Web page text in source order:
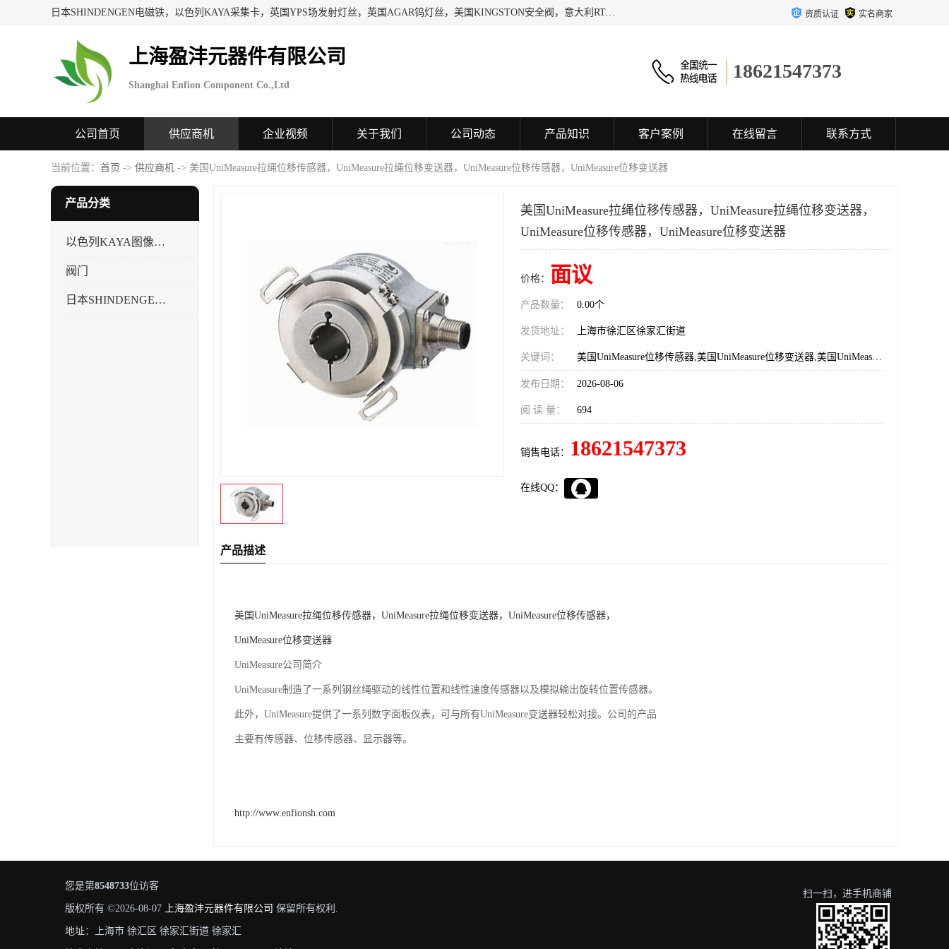
日本SHINDENGEN电磁铁，以色列KAYA采集卡，英国YPS场发射灯丝，英国AGAR钨灯丝，美国KINGSTON安全阀，意大利RTA驱动器，美国MOTT过滤器，美国GENIE过滤器，日本精线NIPPON SEISEN过滤器，法国SAPPEL水表, 德国Thyracont传感器，英国SONTAY压差传感器 美国MPC擦锡布 TB-300-MPC, 德国Matesy磁光分析仪 资质认证 实名商家
上海盈沣元器件有限公司
Shanghai Enfion Component Co.,Ltd
18621547373
公司首页 供应商机 企业视频 关于我们 公司动态 产品知识 客户案例 在线留言 联系方式
当前位置： 首页 -> 供应商机 -> 美国UniMeasure拉绳位移传感器，UniMeasure拉绳位移变送器，UniMeasure位移传感器，UniMeasure位移变送器
产品分类
以色列KAYA图像采集卡，数据采集卡
阀门
日本SHINDENGEN电磁铁
美国UniMeasure拉绳位移传感器，UniMeasure拉绳位移变送器，
UniMeasure位移传感器，UniMeasure位移变送器
价格： 面议
产品数量： 0.00个
发货地址： 上海市徐汇区徐家汇街道
关键词： 美国UniMeasure位移传感器,美国UniMeasure位移变送器,美国UniMeasure传感器变送器,美国UniMeasure拉绳位移传感器,美国UniMeasure拉绳位移变送器
发布日期： 2026-08-06
阅 读 量： 694
销售电话： 18621547373
在线QQ：
产品描述
美国UniMeasure拉绳位移传感器，UniMeasure拉绳位移变送器，UniMeasure位移传感器，
UniMeasure位移变送器
UniMeasure公司简介
UniMeasure制造了一系列钢丝绳驱动的线性位置和线性速度传感器以及模拟输出旋转位置传感器。
此外，UniMeasure提供了一系列数字面板仪表，可与所有UniMeasure变送器轻松对接。公司的产品
主要有传感器、位移传感器、显示器等。
http://www.enfionsh.com
您是第8548733位访客
版权所有 ©2026-08-07 上海盈沣元器件有限公司 保留所有权利.
地址：上海市 徐汇区 徐家汇街道 徐家汇
扫一扫，进手机商铺